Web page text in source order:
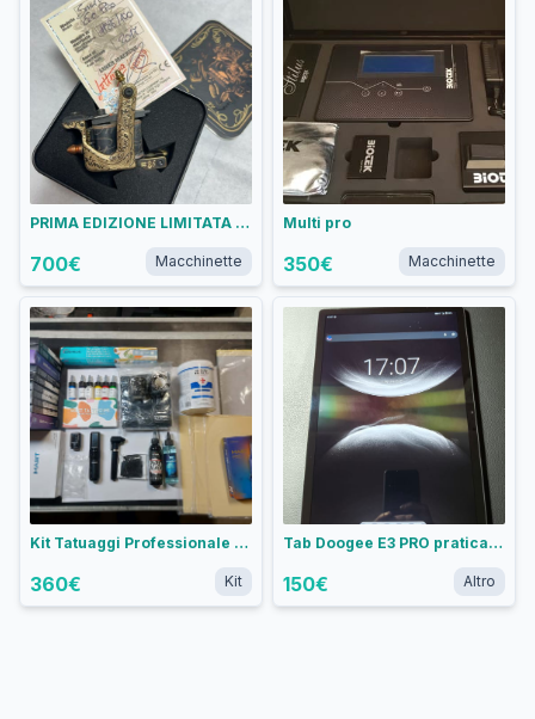
PRIMA EDIZIONE LIMITATA "Brigante" LETTERING Small-V Evolution Pro
700€ Macchinette
Multi pro
350€ Macchinette
Kit Tatuaggi Professionale Completo - Mast Fold 2 Pro + Accessori
360€ Kit
Tab Doogee E3 PRO praticamente nuovo
150€ Altro